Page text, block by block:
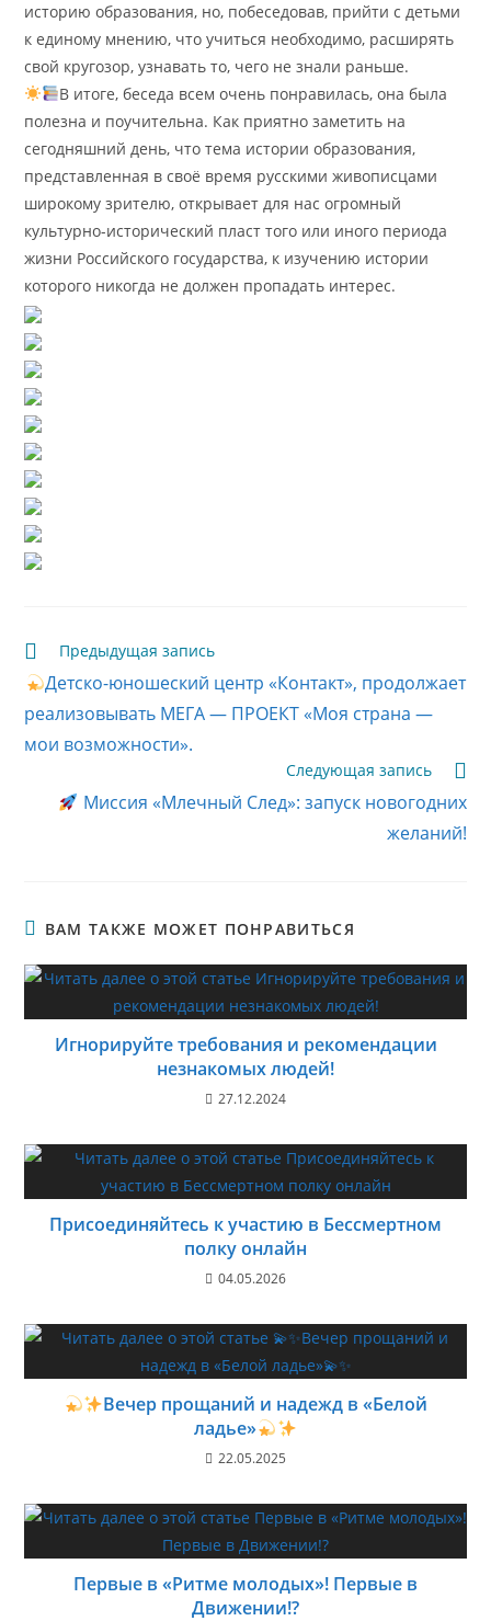
историю образования, но, побеседовав, прийти с детьми
к единому мнению, что учиться необходимо, расширять
свой кругозор, узнавать то, чего не знали раньше.
В итоге, беседа всем очень понравилась, она была
полезна и поучительна. Как приятно заметить на
сегодняшний день, что тема истории образования,
представленная в своё время русскими живописцами
широкому зрителю, открывает для нас огромный
культурно-исторический пласт того или иного периода
жизни Российского государства, к изучению истории
которого никогда не должен пропадать интерес.
Читать
далее
статьи
Предыдущая запись
Детско-юношеский центр «Контакт», продолжает
реализовывать МЕГА — ПРОЕКТ «Моя страна —
мои возможности».
Следующая запись
Миссия «Млечный След»: запуск новогодних
желаний!
ВАМ ТАКЖЕ МОЖЕТ ПОНРАВИТЬСЯ
Игнорируйте требования и рекомендации
незнакомых людей!
27.12.2024
Присоединяйтесь к участию в Бессмертном
полку онлайн
04.05.2026
Вечер прощаний и надежд в «Белой
ладье»
22.05.2025
Первые в «Ритме молодых»! Первые в
Движении!?